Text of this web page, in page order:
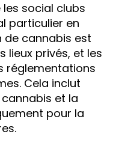
social clubs
particulier en
de cannabis est
lieux privés, et les
réglementations
Cela inclut
et la
pour la